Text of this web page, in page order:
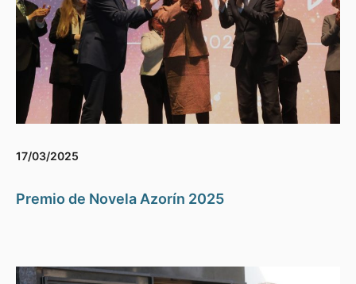
17/03/2025
Premio de Novela Azorín 2025